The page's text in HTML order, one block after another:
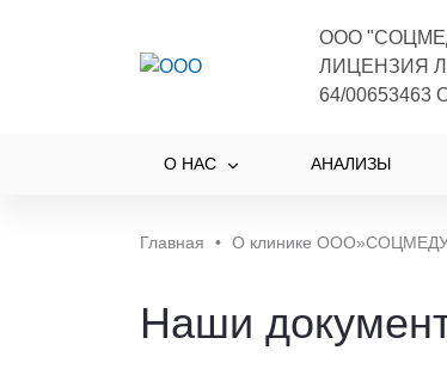
ООО
ЛИЦЕНЗИЯ
64/00653463
О НАС АНАЛИЗЫ
Главная • О клинике
Наши